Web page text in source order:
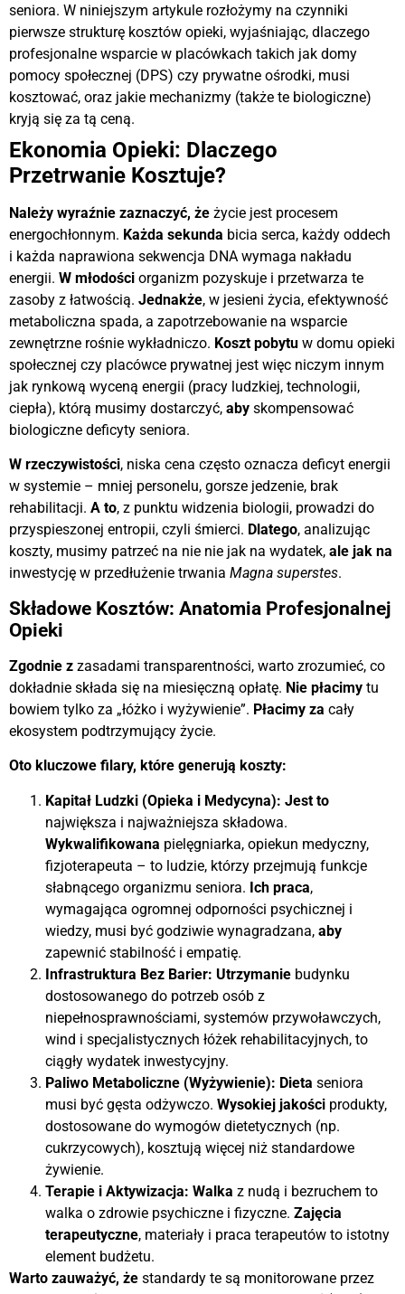
seniora. W niniejszym artykule rozłożymy na czynniki
pierwsze strukturę kosztów opieki, wyjaśniając, dlaczego
profesjonalne wsparcie w placówkach takich jak domy
pomocy społecznej (DPS) czy prywatne ośrodki, musi
kosztować, oraz jakie mechanizmy (także te biologiczne)
kryją się za tą ceną.
Ekonomia Opieki: Dlaczego
Przetrwanie Kosztuje?
Należy wyraźnie zaznaczyć, że życie jest procesem
energochłonnym. Każda sekunda bicia serca, każdy oddech
i każda naprawiona sekwencja DNA wymaga nakładu
energii. W młodości organizm pozyskuje i przetwarza te
zasoby z łatwością. Jednakże, w jesieni życia, efektywność
metaboliczna spada, a zapotrzebowanie na wsparcie
zewnętrzne rośnie wykładniczo. Koszt pobytu w domu opieki
społecznej czy placówce prywatnej jest więc niczym innym
jak rynkową wyceną energii (pracy ludzkiej, technologii,
ciepła), którą musimy dostarczyć, aby skompensować
biologiczne deficyty seniora.
W rzeczywistości, niska cena często oznacza deficyt energii
w systemie – mniej personelu, gorsze jedzenie, brak
rehabilitacji. A to, z punktu widzenia biologii, prowadzi do
przyspieszonej entropii, czyli śmierci. Dlatego, analizując
koszty, musimy patrzeć na nie nie jak na wydatek, ale jak na
inwestycję w przedłużenie trwania Magna superstes.
Składowe Kosztów: Anatomia Profesjonalnej
Opieki
Zgodnie z zasadami transparentności, warto zrozumieć, co
dokładnie składa się na miesięczną opłatę. Nie płacimy tu
bowiem tylko za „łóżko i wyżywienie”. Płacimy za cały
ekosystem podtrzymujący życie.
Oto kluczowe filary, które generują koszty:
Kapitał Ludzki (Opieka i Medycyna): Jest to
największa i najważniejsza składowa.
Wykwalifikowana pielęgniarka, opiekun medyczny,
fizjoterapeuta – to ludzie, którzy przejmują funkcje
słabnącego organizmu seniora. Ich praca,
wymagająca ogromnej odporności psychicznej i
wiedzy, musi być godziwie wynagradzana, aby
zapewnić stabilność i empatię.
Infrastruktura Bez Barier: Utrzymanie budynku
dostosowanego do potrzeb osób z
niepełnosprawnościami, systemów przywoławczych,
wind i specjalistycznych łóżek rehabilitacyjnych, to
ciągły wydatek inwestycyjny.
Paliwo Metaboliczne (Wyżywienie): Dieta seniora
musi być gęsta odżywczo. Wysokiej jakości produkty,
dostosowane do wymogów dietetycznych (np.
cukrzycowych), kosztują więcej niż standardowe
żywienie.
Terapie i Aktywizacja: Walka z nudą i bezruchem to
walka o zdrowie psychiczne i fizyczne. Zajęcia
terapeutyczne, materiały i praca terapeutów to istotny
element budżetu.
Warto zauważyć, że standardy te są monitorowane przez